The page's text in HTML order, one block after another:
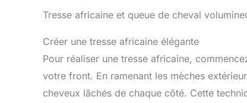
Tresse africaine et queue de cheval
Créer une tresse africaine élégante
Pour réaliser une tresse africaine,
votre front. En ramenant les mèches
cheveux lâchés de chaque côté. Cette